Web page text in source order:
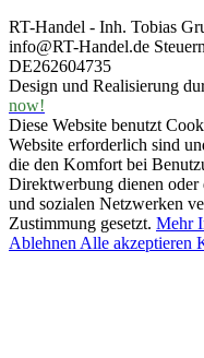
RT-Handel - Inh. Tobias
info@RT-Handel.de
DE262604735
Design und Realisierung
now!
Diese Website benutzt
Website erforderlich sind
die den Komfort bei
Direktwerbung dienen oder
und sozialen Netzwerken
Zustimmung gesetzt. Mehr
Ablehnen Alle akzeptieren